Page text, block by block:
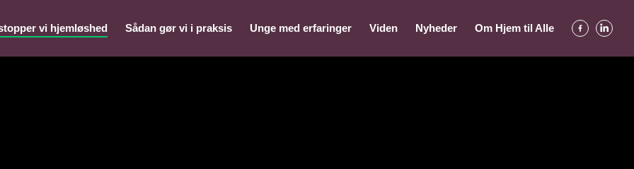
vi hjemløshed Sådan gør vi i praksis Unge med erfaringer Viden Nyheder Om Hjem til Alle